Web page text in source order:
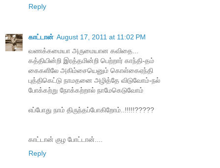
Reply
காட்டான் August 17, 2011 at 11:02 PM
வணக்கமையா அருமையான கவிதை...
கத்தியின்றி இரத்தமின்றி பெற்றார் காந்தி-தம்
கைகளிலே அகிம்சையெனும் கொள்கைஏந்தி
புத்திகெட்டு நாமதனை அழித்தே விடுவோம்-நல்
போக்கற்று நோக்கற்றால் நாமேகெடுவோம்
எப்போது நாம் திருந்தப்போகிறோம்..!!!!!?????
காட்டான் குழ போட்டான்....
Reply